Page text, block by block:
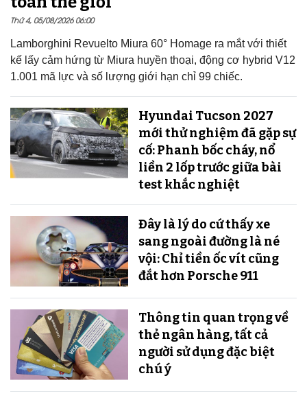
Thứ 4, 05/08/2026 06:00
Lamborghini Revuelto Miura 60° Homage ra mắt với thiết
kế lấy cảm hứng từ Miura huyền thoại, động cơ hybrid V12
1.001 mã lực và số lượng giới hạn chỉ 99 chiếc.
Hyundai Tucson 2027
mới thử nghiệm đã gặp sự
cố: Phanh bốc cháy, nổ
liền 2 lốp trước giữa bài
test khắc nghiệt
Đây là lý do cứ thấy xe
sang ngoài đường là né
vội: Chỉ tiền ốc vít cũng
đắt hơn Porsche 911
Thông tin quan trọng về
thẻ ngân hàng, tất cả
người sử dụng đặc biệt
chú ý